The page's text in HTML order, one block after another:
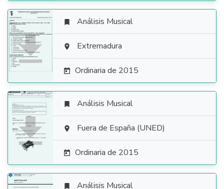

 Análisis Musical
 Extremadura
 Ordinaria de 2015

 Análisis Musical
 Fuera de España (UNED)
 Ordinaria de 2015
 Análisis Musical